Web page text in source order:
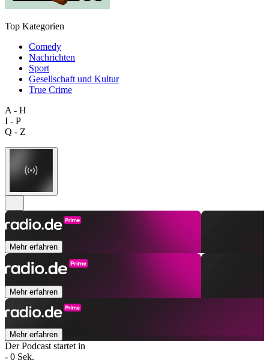
Top Kategorien
Comedy
Nachrichten
Sport
Gesellschaft und Kultur
True Crime
A - H
I - P
Q - Z
Mehr erfahren
Mehr erfahren
Mehr erfahren
Der Podcast startet in
- 0 Sek.